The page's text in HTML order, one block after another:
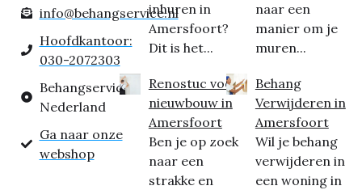
info@behangservice.nl
Hoofdkantoor:
030-2072303
Behangservice
Nederland
Ga naar onze
webshop
inhuren in
Amersfoort?
Dit is het...
Renostuc voor
nieuwbouw in
Amersfoort
Ben je op zoek
naar een
strakke en
naar een
manier om je
muren...
Behang
Verwijderen in
Amersfoort
Wil je behang
verwijderen in
een woning in